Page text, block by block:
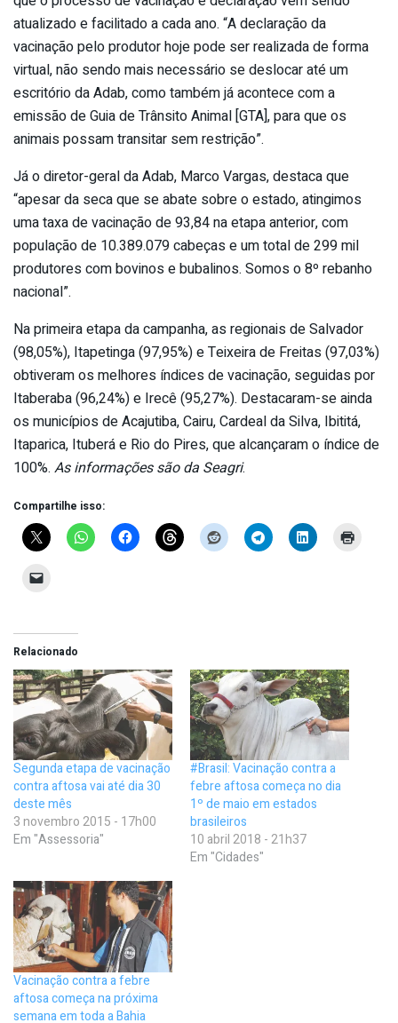
atualizado e facilitado a cada ano. “A declaração da
vacinação pelo produtor hoje pode ser realizada de forma
virtual, não sendo mais necessário se deslocar até um
escritório da Adab, como também já acontece com a
emissão de Guia de Trânsito Animal [GTA], para que os
animais possam transitar sem restrição”.
Já o diretor-geral da Adab, Marco Vargas, destaca que
“apesar da seca que se abate sobre o estado, atingimos
uma taxa de vacinação de 93,84 na etapa anterior, com
população de 10.389.079 cabeças e um total de 299 mil
produtores com bovinos e bubalinos. Somos o 8º rebanho
nacional”.
Na primeira etapa da campanha, as regionais de Salvador
(98,05%), Itapetinga (97,95%) e Teixeira de Freitas (97,03%)
obtiveram os melhores índices de vacinação, seguidas por
Itaberaba (96,24%) e Irecê (95,27%). Destacaram-se ainda
os municípios de Acajutiba, Cairu, Cardeal da Silva, Ibititá,
Itaparica, Ituberá e Rio do Pires, que alcançaram o índice de
100%. As informações são da Seagri.
Compartilhe isso:
Relacionado
Segunda etapa de vacinação
contra aftosa vai até dia 30
deste mês
3 novembro 2015 - 17h00
Em "Assessoria"
#Brasil: Vacinação contra a
febre aftosa começa no dia
1º de maio em estados
brasileiros
10 abril 2018 - 21h37
Em "Cidades"
Vacinação contra a febre
aftosa começa na próxima
semana em toda a Bahia